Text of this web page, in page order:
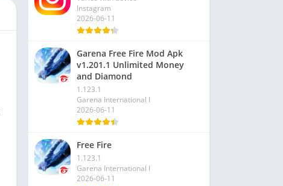
Instagram
2026-06-11
Garena Free Fire Mod Apk
v1.201.1 Unlimited Money
and Diamond
1.123.1
Garena International I
2026-06-11
Free Fire
1.123.1
Garena International I
2026-06-11